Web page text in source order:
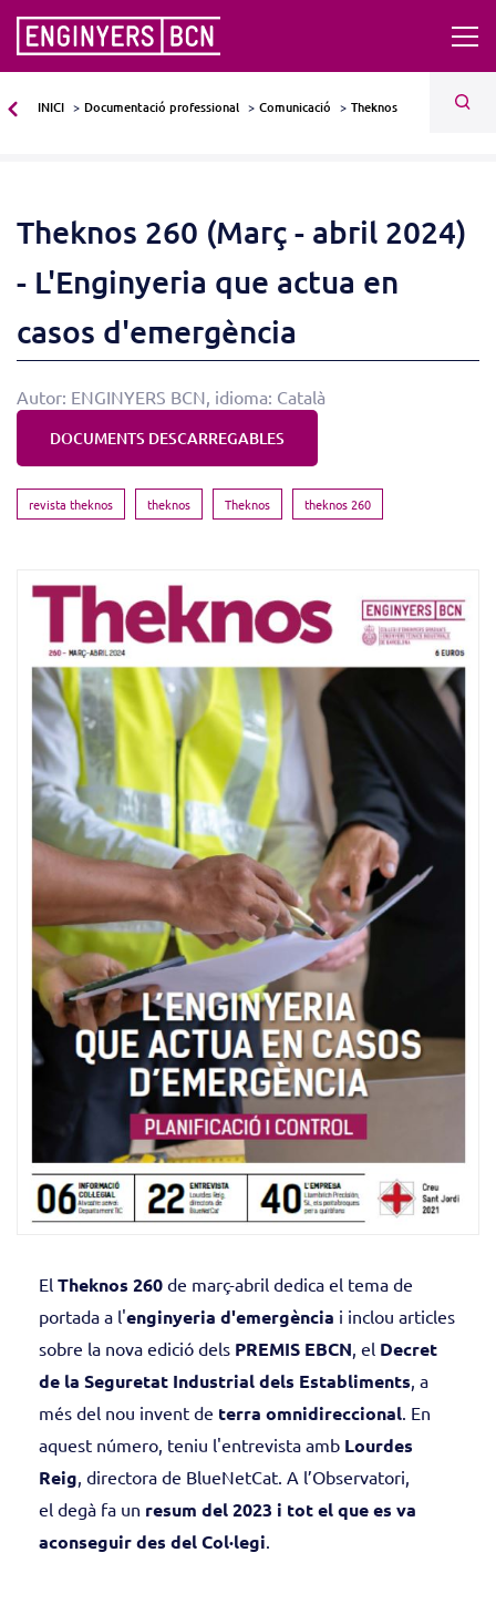
INICI Documentació professional Comunicació Theknos
Theknos 260 (Març - abril 2024)
- L'Enginyeria que actua en
casos d'emergència
Autor: ENGINYERS BCN, idioma: Català
DOCUMENTS DESCARREGABLES
revista theknos theknos Theknos theknos 260
El Theknos 260 de març-abril dedica el tema de
portada a l'enginyeria d'emergència i inclou articles
sobre la nova edició dels PREMIS EBCN, el Decret
de la Seguretat Industrial dels Establiments, a
més del nou invent de terra omnidireccional. En
aquest número, teniu l'entrevista amb Lourdes
Reig, directora de BlueNetCat. A l’Observatori,
el degà fa un resum del 2023 i tot el que es va
aconseguir des del Col·legi.